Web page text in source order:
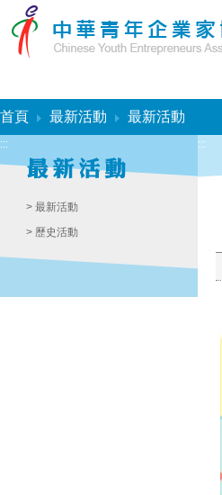
首頁 最新活動 最新活動
:::
> 最新活動
> 歷史活動
:::